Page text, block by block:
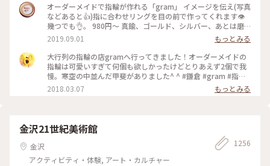
オーダーメイドで指輪が作れる「gram」 イメージを伝え(写真
などあると👍)指に合わせリングを目の前で作ってくれます👁
幾つでも👌。 980円〜 真鍮、ゴールド、シルバー、あとは磨
きをかけるかマットな感じにするか💍😊✨✨ 今回は、左からピ
ンキー、中指、親指と作りました😅 いつもは行列がすごいの
に、この日、整理券なし、30分並び入れました😱😱‼️(平日の
夕方) 皆さん、カップルもいだけど、グループで来られ旅の思
い出に作られたりしている方が多かったです😊 まさか、入れ
ると思わなかったので、待ち時間に情報収集し勢いで作ったリ
ング。それでも、なんだか愛着がわきますね… 次は、重ね付け
2019.09.01
もっとみる
大行列の指輪の店gramへ行ってきました！オーダーメイドの
指輪は可愛いすぎて何個も欲しかったけどとりあえず2個で我
慢。寒空の中並んだ甲斐がありました^ ^ #鎌倉 #gram #指輪
#オーダーメイド
2018.03.07 もっとみる
金沢21世紀美術館
金沢
アクティビティ・体験, アート・カルチャー
1256